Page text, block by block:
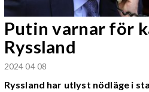
Putin varnar för
Ryssland
2024 04 08
Ryssland har utlyst nödläge i